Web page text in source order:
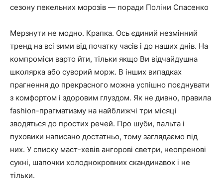
сезону пекельних морозів — поради Поліни Спасенко
Мерзнути не модно. Крапка. Ось єдиний незмінний
тренд на всі зими від початку часів і до наших днів. На
компроміси варто йти, тільки якщо Ви відчайдушна
школярка або суворий морж. В інших випадках
прагнення до прекрасного можна успішно поєднувати
з комфортом і здоровим глуздом. Як не дивно, правила
fashion-прагматизму на найближчі три місяці
зводяться до простих речей. Про шуби, пальта і
пуховики написано достатньо, тому заглядаємо під
них. У списку маст-хевів ангорові светри, неопренові
сукні, шапочки холоднокровних скандинавок і не
тільки.